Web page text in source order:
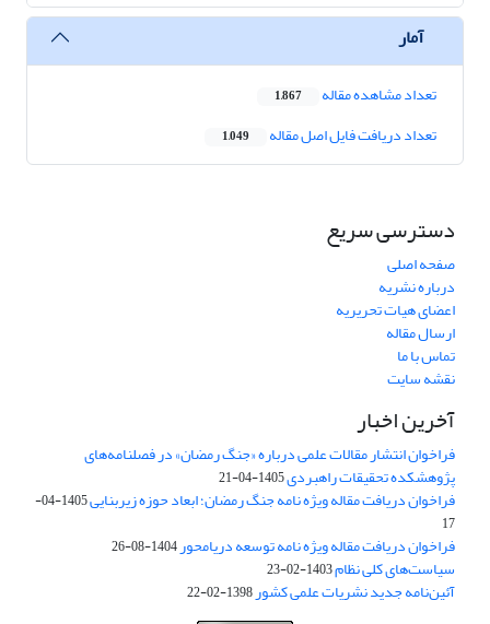
آمار
تعداد مشاهده مقاله 1,867
تعداد دریافت فایل اصل مقاله 1,049
دسترسی سریع
صفحه اصلی
درباره نشریه
اعضای هیات تحریریه
ارسال مقاله
تماس با ما
نقشه سایت
آخرین اخبار
فراخوان انتشار مقالات علمی درباره «جنگ رمضان» در فصلنامه‌های
پژوهشکده تحقیقات راهبردی1405-04-21
فراخوان دریافت مقاله ویژه نامه جنگ رمضان؛ ابعاد حوزه زیربنایی
1405-04-
17
فراخوان دریافت مقاله ویژه نامه توسعه دریامحور1404-08-26
سیاست‌های کلی نظام1403-02-23
آئین‌نامه جدید نشریات علمی کشور1398-02-22